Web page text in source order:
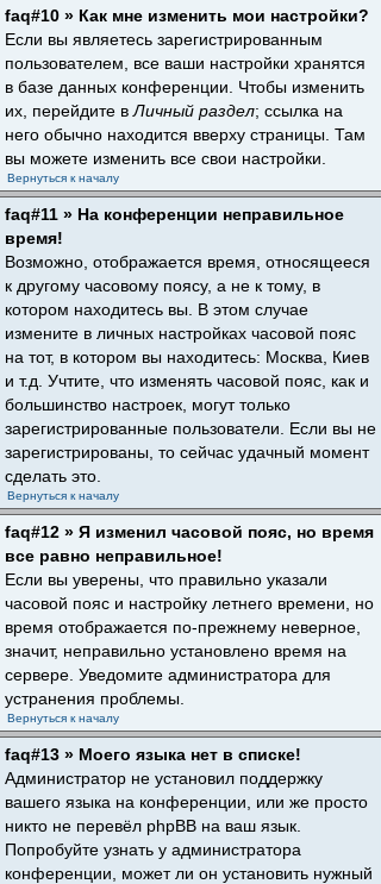
faq#10 » Как мне изменить мои настройки?
Если вы являетесь зарегистрированным
пользователем, все ваши настройки хранятся
в базе данных конференции. Чтобы изменить
их, перейдите в Личный раздел; ссылка на
него обычно находится вверху страницы. Там
вы можете изменить все свои настройки.
Вернуться к началу
faq#11 » На конференции неправильное
время!
Возможно, отображается время, относящееся
к другому часовому поясу, а не к тому, в
котором находитесь вы. В этом случае
измените в личных настройках часовой пояс
на тот, в котором вы находитесь: Москва, Киев
и т.д. Учтите, что изменять часовой пояс, как и
большинство настроек, могут только
зарегистрированные пользователи. Если вы не
зарегистрированы, то сейчас удачный момент
сделать это.
Вернуться к началу
faq#12 » Я изменил часовой пояс, но время
все равно неправильное!
Если вы уверены, что правильно указали
часовой пояс и настройку летнего времени, но
время отображается по-прежнему неверное,
значит, неправильно установлено время на
сервере. Уведомите администратора для
устранения проблемы.
Вернуться к началу
faq#13 » Моего языка нет в списке!
Администратор не установил поддержку
вашего языка на конференции, или же просто
никто не перевёл phpBB на ваш язык.
Попробуйте узнать у администратора
конференции, может ли он установить нужный